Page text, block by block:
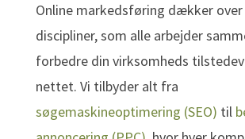
Online markedsføring dækker
discipliner, som alle arbejder
forbedre din virksomheds
nettet. Vi tilbyder alt fra
søgemaskineoptimering (SEO) til